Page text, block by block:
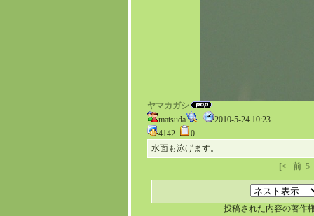
ヤマカガシ
matsuda
2010-5-24 10:23
4142
0
水面も泳げます。
[<
前 5
投稿された内容の著作